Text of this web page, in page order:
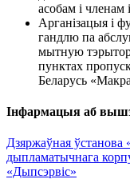
асобам і членам
Арганізацыя і
гандлю па
мытную
пунктах
Беларусь
Інфармацыя аб
Дзяржаўная ўстанова
дыпламатычнага
«Дыпсэрвіс»